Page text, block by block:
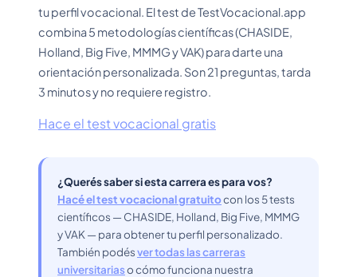
tu perfil vocacional. El test de TestVocacional.app
combina 5 metodologías científicas (CHASIDE,
Holland, Big Five, MMMG y VAK) para darte una
orientación personalizada. Son 21 preguntas, tarda
3 minutos y no requiere registro.
Hace el test vocacional gratis
¿Querés saber si esta carrera es para vos?
Hacé el test vocacional gratuitocon los 5 tests
científicos — CHASIDE, Holland, Big Five, MMMG
y VAK — para obtener tu perfil personalizado.
También podésver todas las carreras
universitariaso cómo funciona nuestra